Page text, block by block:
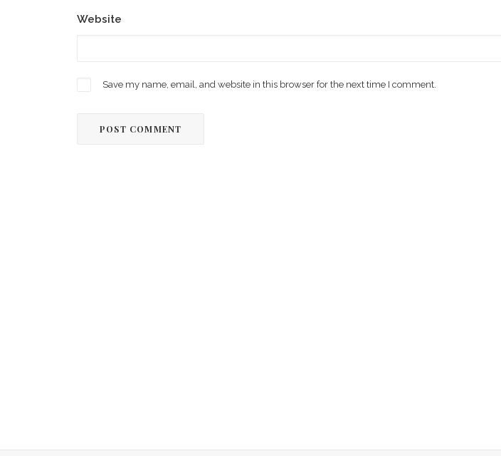
Website
Save my name, email, and website in this browser for the next time I comment.